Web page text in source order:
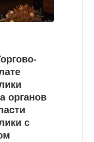
органов
с